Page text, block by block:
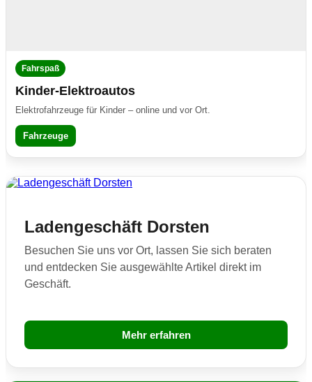
Fahrspaß
Kinder-Elektroautos
Elektrofahrzeuge für Kinder – online und vor Ort.
Fahrzeuge
Ladengeschäft Dorsten
Besuchen Sie uns vor Ort, lassen Sie sich beraten
und entdecken Sie ausgewählte Artikel direkt im
Geschäft.
Mehr erfahren
07/01/2026
Neuheiten 2026:Minitrix
18/09/2025
27/08/2025
20/01/2025
Fleischmann Neuheiten Spur N – Jetzt vorbestellen!
16/08/2022